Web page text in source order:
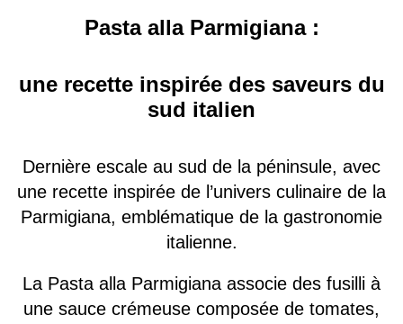
Pasta alla Parmigiana :
une recette inspirée des saveurs du
sud italien
Dernière escale au sud de la péninsule, avec
une recette inspirée de l’univers culinaire de la
Parmigiana, emblématique de la gastronomie
italienne.
La Pasta alla Parmigiana associe des fusilli à
une sauce crémeuse composée de tomates,